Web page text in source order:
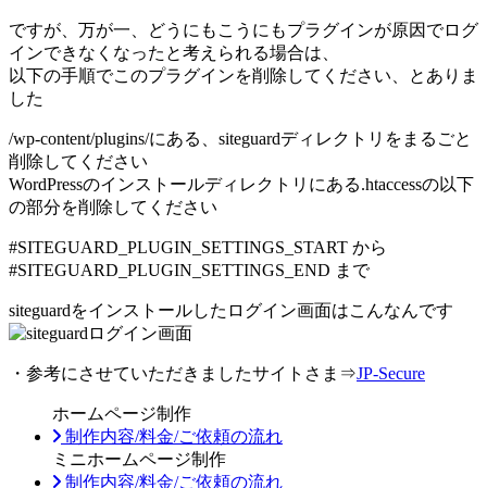
ですが、万が一、どうにもこうにもプラグインが原因でログ
インできなくなったと考えられる場合は、
以下の手順でこのプラグインを削除してください、とありま
した
/wp-content/plugins/にある、siteguardディレクトリをまるごと
削除してください
WordPressのインストールディレクトリにある.htaccessの以下
の部分を削除してください
#SITEGUARD_PLUGIN_SETTINGS_START から
#SITEGUARD_PLUGIN_SETTINGS_END まで
siteguardをインストールしたログイン画面はこんなんです
・参考にさせていただきましたサイトさま⇒JP-Secure
ホームページ制作
制作内容/料金/ご依頼の流れ
ミニホームページ制作
制作内容/料金/ご依頼の流れ